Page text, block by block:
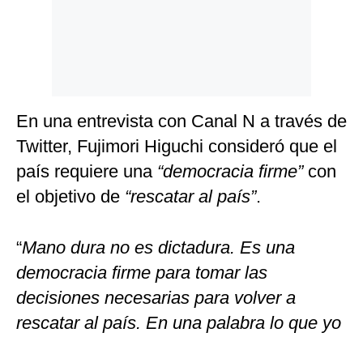
En una entrevista con Canal N a través de
Twitter, Fujimori Higuchi consideró que el
país requiere una “democracia firme”con
el objetivo de “rescatar al país”.
“Mano dura no es dictadura. Es una
democracia firme para tomar las
decisiones necesarias para volver a
rescatar al país. En una palabra lo que yo